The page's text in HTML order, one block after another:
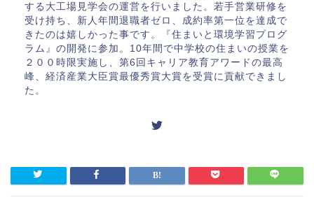
する大工場見学会の運営を行いました。若手営業研修を
受け持ち、新人年間退職者ゼロ、成約率第一位を達成で
きたのは嬉しかった事です。『住まいと環境学習プログ
ラム』の開発に参加。10年間で中学校の住まいの授業を
２００時限実施し、第6回キャリア教育アワードの最高
峰、経済産業大臣賞最優秀賞大賞を受賞に貢献できまし
た。